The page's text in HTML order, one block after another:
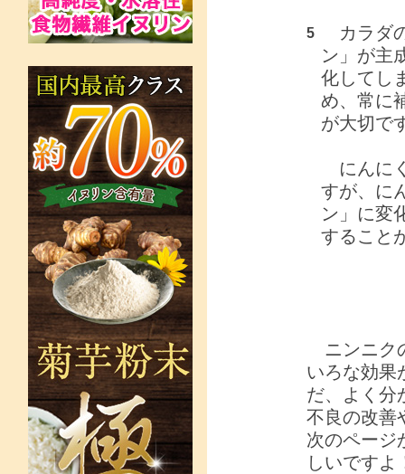
5
カラダ
ン」が主
化してし
め、常に
が大切で
にんに
すが、に
ン」に変
すること
ニンニク
いろな効果
だ、よく分
不良の改善
次のペー
しいですよ